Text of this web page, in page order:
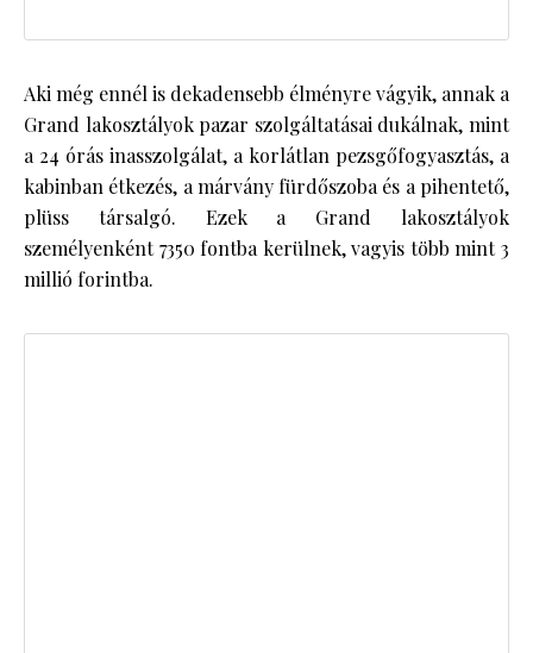
Aki még ennél is dekadensebb élményre vágyik, annak a
Grand lakosztályok pazar szolgáltatásai dukálnak, mint
a 24 órás inasszolgálat, a korlátlan pezsgőfogyasztás, a
kabinban étkezés, a márvány fürdőszoba és a pihentető,
plüss társalgó. Ezek a Grand lakosztályok
személyenként 7350 fontba kerülnek, vagyis több mint 3
millió forintba.